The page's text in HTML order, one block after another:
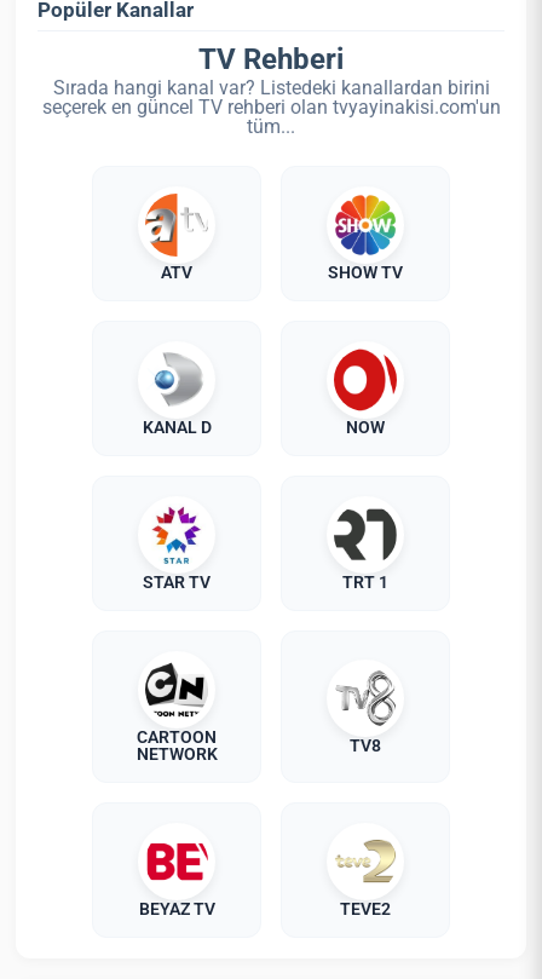
Popüler Kanallar
TV Rehberi
Sırada hangi kanal var? Listedeki kanallardan birini
seçerek en güncel TV rehberi olan tvyayinakisi.com'un
tüm...
ATV SHOW TV
KANAL D NOW
STAR TV TRT 1
CARTOON
NETWORK
TV8
BEYAZ TV TEVE2